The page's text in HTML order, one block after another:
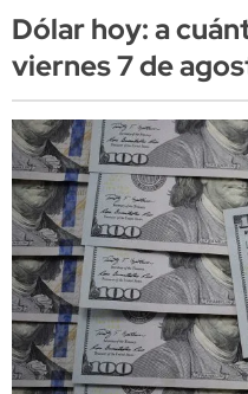
Dólar hoy: a
viernes 7 de